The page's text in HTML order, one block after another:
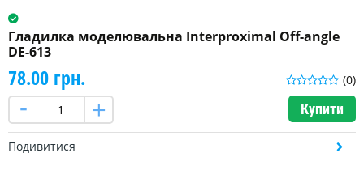
Гладилка моделювальна Interproximal Off-angle
DE-613
(0)
78.00 грн.
Купити
Подивитися